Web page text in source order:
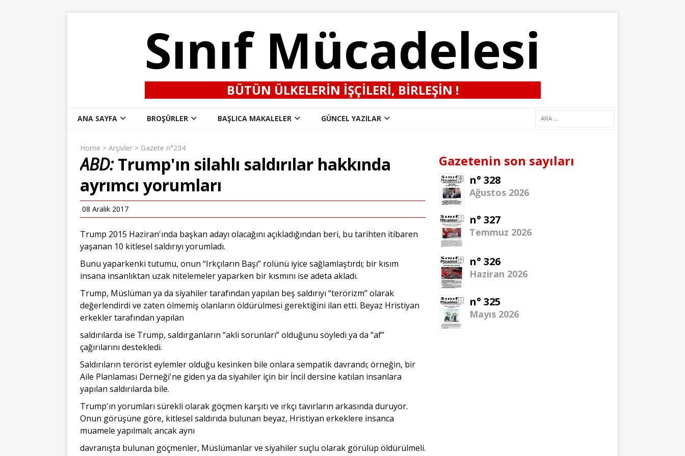
Sınıf Mücadelesi
BÜTÜN ÜLKELERIN IŞÇILERI, BIRLEŞIN !
ANA SAYFA BROŞÜRLER BAŞLICA MAKALELER GÜNCEL YAZILAR
Home > Arşivler > Gazete n°234
ABD:Trump'ın silahlı saldırılar hakkında
ayrımcı yorumları
08 Aralık 2017
Trump 2015 Haziran'ında başkan adayı olacağını açıkladığından beri, bu tarihten itibaren
yaşanan 10 kitlesel saldırıyı yorumladı.
Bunu yaparkenki tutumu, onun “Irkçıların Başı” rolünü iyice sağlamlaştırdı; bir kısım
insana insanlıktan uzak nitelemeler yaparken bir kısmını ise adeta akladı.
Trump, Müslüman ya da siyahiler tarafından yapılan beş saldırıyı “terörizm” olarak
değerlendirdi ve zaten ölmemiş olanların öldürülmesi gerektiğini ilan etti. Beyaz Hristiyan
erkekler tarafından yapılan
saldırılarda ise Trump, saldırganların “akli sorunları” olduğunu söyledi ya da “af”
çağırılarını destekledi.
Saldırıların terörist eylemler olduğu kesinken bile onlara sempatik davrandı; örneğin, bir
Aile Planlaması Derneği'ne giden ya da siyahiler için bir İncil dersine katılan insanlara
yapılan saldırılarda bile.
Trump'ın yorumları sürekli olarak göçmen karşıtı ve ırkçı tavırların arkasında duruyor.
Onun görüşüne göre, kitlesel saldırıda bulunan beyaz, Hristiyan erkeklere insanca
muamele yapılmalı; ancak aynı
davranışta bulunan göçmenler, Müslümanlar ve siyahiler suçlu olarak görülüp öldürülmeli.
Gazetenin son sayıları
n° 328
Ağustos 2026
n° 327
Temmuz 2026
n° 326
Haziran 2026
n° 325
Mayıs 2026